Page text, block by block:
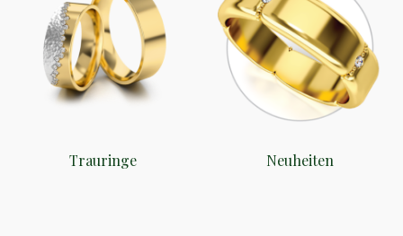
Trauringe Neuheiten